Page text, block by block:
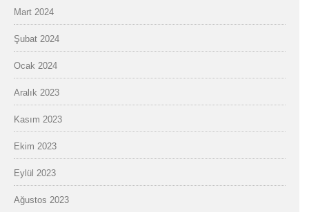
Mart 2024
Şubat 2024
Ocak 2024
Aralık 2023
Kasım 2023
Ekim 2023
Eylül 2023
Ağustos 2023